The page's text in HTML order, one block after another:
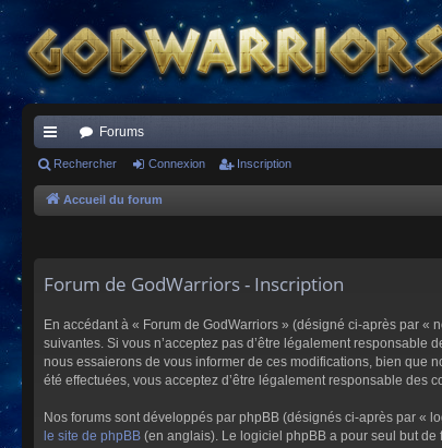
ac
co
s
Forums
Rechercher Connexion Inscription
Accueil du forum
Forum de GodWarriors - Inscription
En accédant à « Forum de GodWarriors » (désigné ci-après par «
suivantes. Si vous n’acceptez pas d’être légalement
nous essaierons de vous informer de ces modifications, bien que
été effectuées, vous acceptez d’être légalement responsable des
Nos forums sont développés par phpBB (désignés ci-après par «
le site de phpBB (en anglais). Le logiciel phpBB a pour seul but